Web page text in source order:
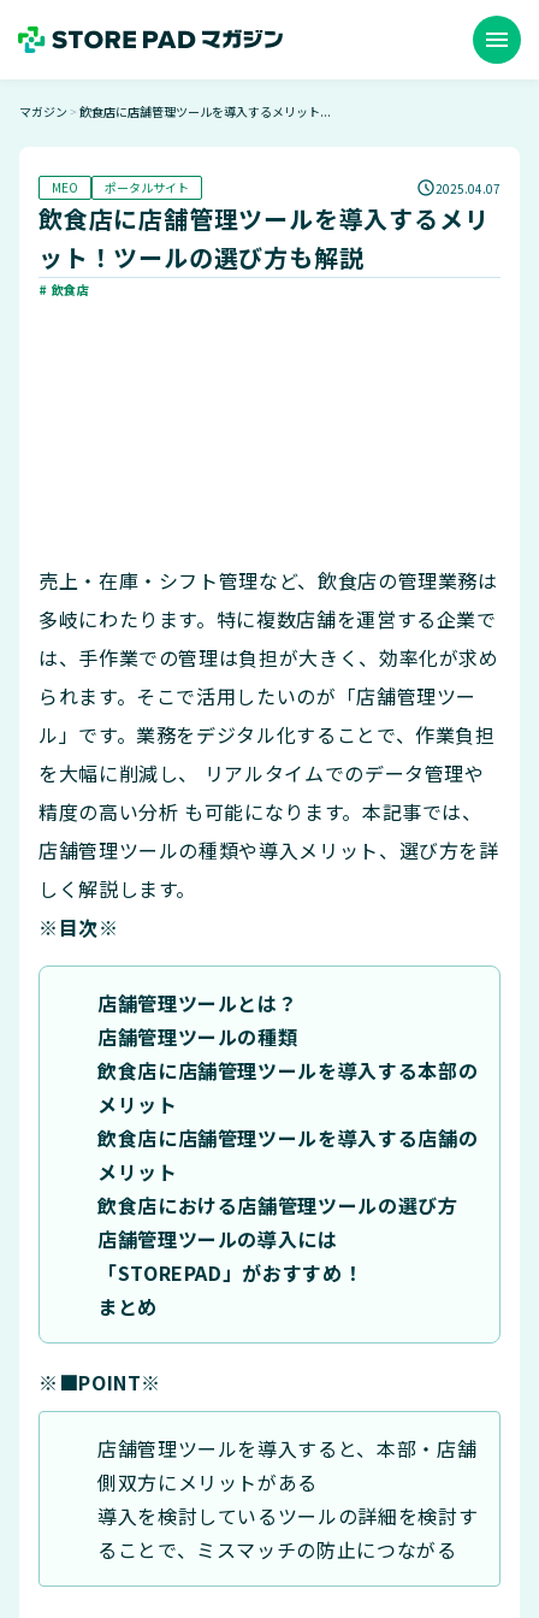
マガジン ＞ 飲食店に店舗管理ツールを導入するメリット...
MEO ポータルサイト 2025.04.07
飲食店に店舗管理ツールを導入するメリ
ット！ツールの選び方も解説
# 飲食店
売上・在庫・シフト管理など、飲食店の管理業務は
多岐にわたります。特に複数店舗を運営する企業で
は、手作業での管理は負担が大きく、効率化が求め
られます。そこで活用したいのが「店舗管理ツー
ル」です。業務をデジタル化することで、作業負担
を大幅に削減し、 リアルタイムでのデータ管理や
精度の高い分析 も可能になります。本記事では、
店舗管理ツールの種類や導入メリット、選び方を詳
しく解説します。
※目次※
店舗管理ツールとは？
店舗管理ツールの種類
飲食店に店舗管理ツールを導入する本部の
メリット
飲食店に店舗管理ツールを導入する店舗の
メリット
飲食店における店舗管理ツールの選び方
店舗管理ツールの導入には
「STOREPAD」がおすすめ！
まとめ
※■POINT※
店舗管理ツールを導入すると、本部・店舗
側双方にメリットがある
導入を検討しているツールの詳細を検討す
ることで、ミスマッチの防止につながる
menu